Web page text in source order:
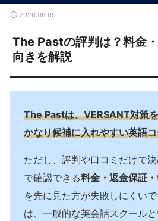
The Pastの評判は？料金
向きを解説
2026.06.09
The Pastは、VERSANT対策
かなり候補に入れやすい英語
ただし、評判や口コミだけで
で確認できる料金・返金保証
を先に見た方が失敗しにくい
は、一般的な英会話スクール